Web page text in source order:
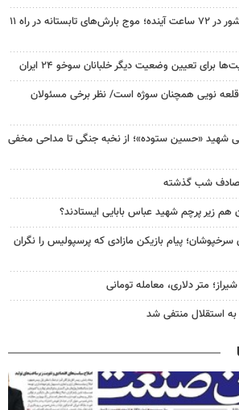
وضعیت جوی کشور در ۷۲ ساعت آینده؛ موج بارش‌های تابستانه در راه ۱۱
برای تعیین وضعیت دیگر خلبانان سوخو ۲۴ ایران
نویی همچنان سوژه است/ نظر برخی مسئولان
شهید «حسین ستوده»؛ از نخبه جنگی تا مداحی مخفی
هم زیر پرچم شهید عباس بابایی ایستادند؟
سرخپوشان؛ پیام بازیکن مازادی که پرسپولیس را نگران
متر دلاری، معامله تومانی
استقلال منتفی شد